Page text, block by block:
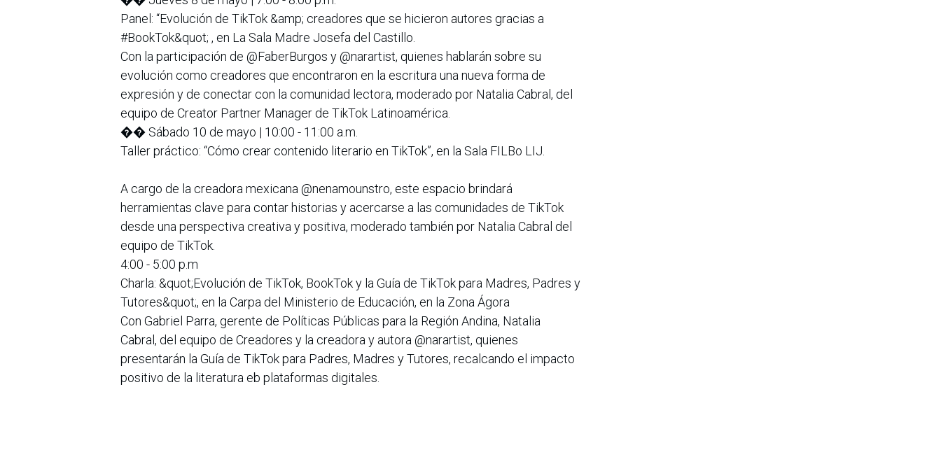
Panel: “Evolución de TikTok &amp; creadores que se hicieron autores gracias a
#BookTok&quot; , en La Sala Madre Josefa del Castillo.
Con la participación de @FaberBurgos y @narartist, quienes hablarán sobre su
evolución como creadores que encontraron en la escritura una nueva forma de
expresión y de conectar con la comunidad lectora, moderado por Natalia Cabral, del
equipo de Creator Partner Manager de TikTok Latinoamérica.
�� Sábado 10 de mayo | 10:00 - 11:00 a.m.
Taller práctico: “Cómo crear contenido literario en TikTok”, en la Sala FILBo LIJ.
A cargo de la creadora mexicana @nenamounstro, este espacio brindará
herramientas clave para contar historias y acercarse a las comunidades de TikTok
desde una perspectiva creativa y positiva, moderado también por Natalia Cabral del
equipo de TikTok.
4:00 - 5:00 p.m
Charla: &quot;Evolución de TikTok, BookTok y la Guía de TikTok para Madres, Padres y
Tutores&quot;, en la Carpa del Ministerio de Educación, en la Zona Ágora
Con Gabriel Parra, gerente de Políticas Públicas para la Región Andina, Natalia
Cabral, del equipo de Creadores y la creadora y autora @narartist, quienes
presentarán la Guía de TikTok para Padres, Madres y Tutores, recalcando el impacto
positivo de la literatura eb plataformas digitales.